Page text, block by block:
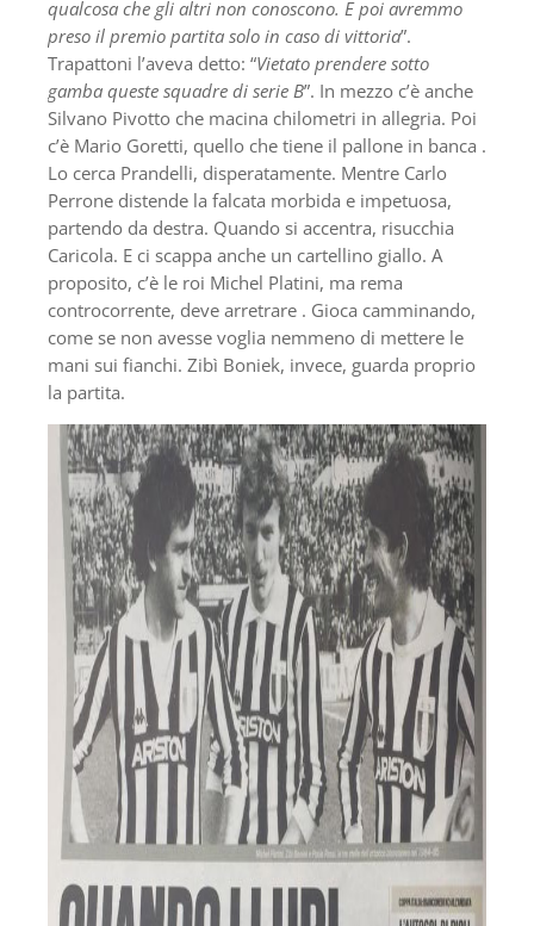
qualcosa che gli altri non conoscono. E poi avremmo
preso il premio partita solo in caso di vittoria”.
Trapattoni l’aveva detto: “Vietato prendere sotto
gamba queste squadre di serie B”. In mezzo c’è anche
Silvano Pivotto che macina chilometri in allegria. Poi
c’è Mario Goretti, quello che tiene il pallone in banca .
Lo cerca Prandelli, disperatamente. Mentre Carlo
Perrone distende la falcata morbida e impetuosa,
partendo da destra. Quando si accentra, risucchia
Caricola. E ci scappa anche un cartellino giallo. A
proposito, c’è le roi Michel Platini, ma rema
controcorrente, deve arretrare . Gioca camminando,
come se non avesse voglia nemmeno di mettere le
mani sui fianchi. Zibì Boniek, invece, guarda proprio
la partita.